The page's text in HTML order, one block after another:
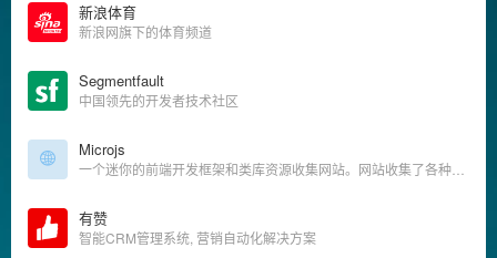
新浪体育
新浪网旗下的体育频道
Segmentfault
中国领先的开发者技术社区
Microjs
有赞
智能CRM管理系统, 营销自动化解决方案